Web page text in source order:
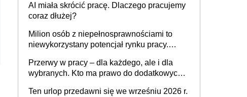
Ustaw
AI miała skrócić pracę. Dlaczego pracujemy
coraz dłużej?
Milion osób z niepełnosprawnościami to
niewykorzystany potencjał rynku pracy.
dofinansowań czy refundacji, ale bariery po
stronie systemu i świadomości
pracodawców [WYWIAD]
Przerwy w pracy – dla każdego, ale i dla
wybranych. Kto ma prawo do dodatkowych
Ten urlop przedawni się we wrześniu 2026 r.